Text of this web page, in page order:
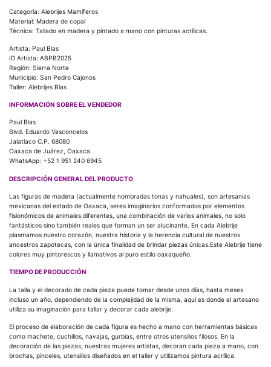
Categoría: Alebrijes Mamíferos
Material: Madera de copal
Técnica: Tallado en madera y pintado a mano con pinturas acrílicas.
Artista: Paul Blas
ID Artista: ABPB2025
Región: Sierra Norte
Municipio: San Pedro Cajonos
Taller: Alebrijes Blas
INFORMACIÓN SOBRE EL VENDEDOR
Paul Blas
Blvd. Eduardo Vasconcelos
Jalatlaco C.P. 68080
Oaxaca de Juárez, Oaxaca.
WhatsApp: +52 1 951 240 6945
DESCRIPCIÓN GENERAL DEL PRODUCTO
Las figuras de madera (actualmente nombradas tonas y nahuales), son artesanías
mexicanas del estado de Oaxaca, seres imaginarios conformados por elementos
fisionómicos de animales diferentes, una combinación de varios animales, no solo
fantásticos sino también reales que forman un ser alucinante. En cada Alebrije
plasmamos nuestro corazón, nuestra historia y la herencia cultural de nuestros
ancestros zapotecas, con la única finalidad de brindar piezas únicas.Este Alebrije tiene
colores muy pintorescos y llamativos al puro estilo oaxaqueño.
TIEMPO DE PRODUCCIÓN
La talla y el decorado de cada pieza puede tomar desde unos días, hasta meses
incluso un año, dependiendo de la complejidad de la misma, aquí es donde el artesano
utiliza su imaginación para tallar y decorar cada alebrije.
El proceso de elaboración de cada figura es hecho a mano con herramientas básicas
como machete, cuchillos, navajas, gurbias, entre otros utensilios filosos. En la
decoración de las piezas, nuestras mujeres artistas, decoran cada pieza a mano, con
brochas, pinceles, utensilios diseñados en el taller y utilizamos pintura acrílica.